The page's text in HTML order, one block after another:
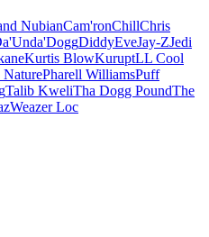
NubianCam'ronChillChris
DiddyEveJay-ZJedi
Kurtis BlowKuruptLL Cool
Pharell WilliamsPuff
Talib KweliTha Dogg PoundThe
Weazer Loc